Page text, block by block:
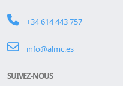
+34 614 443 757
info@almc.es
SUIVEZ-NOUS